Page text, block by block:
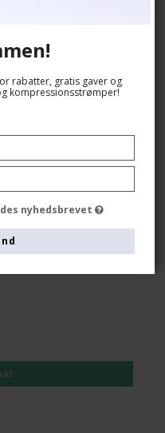
Klasse 2,
rabatter, gratis gaver og
kompressionsstrømper!
nyhedsbrevet